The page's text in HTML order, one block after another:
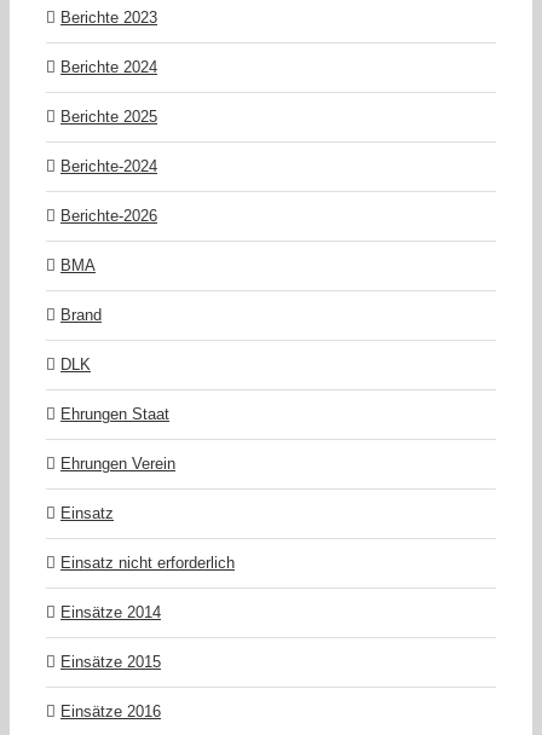
Berichte 2023
Berichte 2024
Berichte 2025
Berichte-2024
Berichte-2026
BMA
Brand
DLK
Ehrungen Staat
Ehrungen Verein
Einsatz
Einsatz nicht erforderlich
Einsätze 2014
Einsätze 2015
Einsätze 2016